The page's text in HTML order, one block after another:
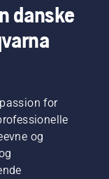
danske
for
og